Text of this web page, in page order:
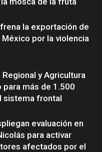
la exportación de
por la violencia
y Agricultura
para más de 1.500
sistema frontal
evaluación en
para activar
afectados por el